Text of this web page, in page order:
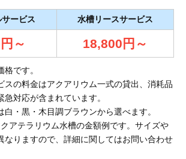
ービス 水槽リースサービス
～ 18,800円～
です。
スの料金はアクアリウム一式の貸出、消耗品
対応が含まれています。
白・黒・木目調ブラウンから選べます。
クアテラリウム水槽の金額例です。サイズや
なりますので、詳細に関してはお問い合わせ